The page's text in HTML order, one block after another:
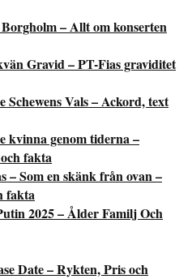
– Allt om konserten
Gravid – PT-Fias graviditet
Schewens Vals – Ackord, text
kvinna genom tiderna –
fakta
– Som en skänk från ovan –
fakta
2025 – Ålder Familj Och
Date – Rykten, Pris och